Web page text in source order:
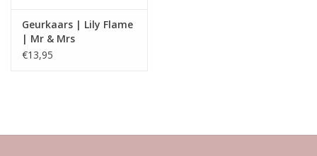
Merken
Geurkaars | Lily Flame
| Mr & Mrs
€13,95